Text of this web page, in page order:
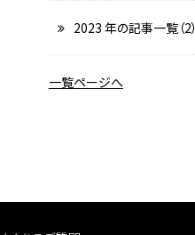
2023 年の記事一覧（2）
一覧ページへ